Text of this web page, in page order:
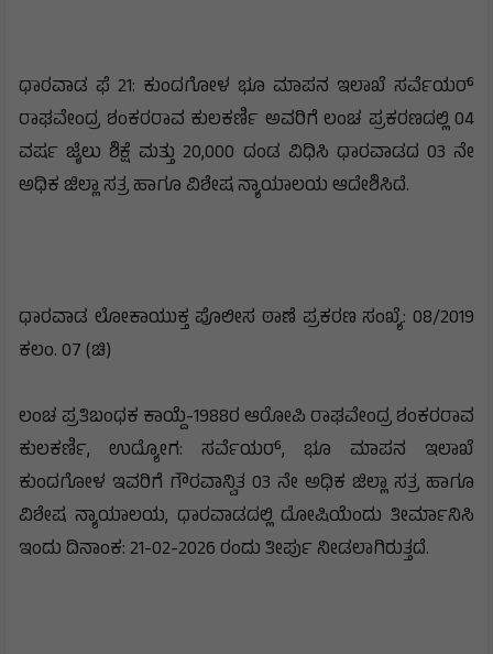
ಧಾರವಾಡ ಫೆ 21: ಕುಂದಗೋಳ ಭೂ ಮಾಪನ ಇಲಾಖೆ ಸರ್ವೆಯರ್
ರಾಘವೇಂದ್ರ ಶಂಕರರಾವ ಕುಲಕರ್ಣಿ ಅವರಿಗೆ ಲಂಚ ಪ್ರಕರಣದಲ್ಲಿ 04
ವರ್ಷ ಜೈಲು ಶಿಕ್ಷೆ ಮತ್ತು 20,000 ದಂಡ ವಿಧಿಸಿ ಧಾರವಾಡದ 03 ನೇ
ಅಧಿಕ ಜಿಲ್ಲಾ ಸತ್ರ ಹಾಗೂ ವಿಶೇಷ ನ್ಯಾಯಾಲಯ ಆದೇಶಿಸಿದೆ.
ಧಾರವಾಡ ಲೋಕಾಯುಕ್ತ ಪೊಲೀಸ ಠಾಣೆ ಪ್ರಕರಣ ಸಂಖ್ಯೆ: 08/2019
ಕಲಂ. 07 (ಚಿ)
ಲಂಚ ಪ್ರತಿಬಂಧಕ ಕಾಯ್ದೆ-1988ರ ಆರೋಪಿ ರಾಘವೇಂದ್ರ ಶಂಕರರಾವ
ಕುಲಕರ್ಣಿ, ಉದ್ಯೋಗ: ಸರ್ವೆಯರ್, ಭೂ ಮಾಪನ ಇಲಾಖೆ
ಕುಂದಗೋಳ ಇವರಿಗೆ ಗೌರವಾನ್ವಿತ 03 ನೇ ಅಧಿಕ ಜಿಲ್ಲಾ ಸತ್ರ ಹಾಗೂ
ವಿಶೇಷ ನ್ಯಾಯಾಲಯ, ಧಾರವಾಡದಲ್ಲಿ ದೋಷಿಯೆಂದು ತೀರ್ಮಾನಿಸಿ
ಇಂದು ದಿನಾಂಕ: 21-02-2026 ರಂದು ತೀರ್ಪು ನೀಡಲಾಗಿರುತ್ತದೆ.